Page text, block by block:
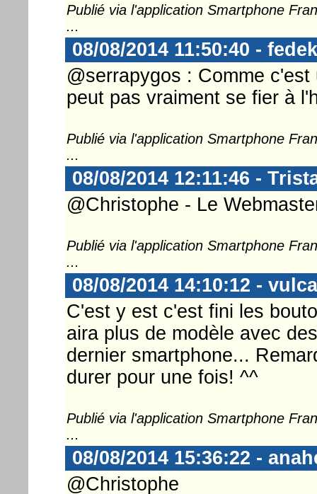
Publié via l'application Smartphone
...
08/08/2014 11:50:40 -
@serrapygos : Comme
peut pas vraiment se fier à
Publié via l'application Smartphone
...
08/08/2014 12:11:46 -
@Christophe - Le
Publié via l'application Smartphone
...
08/08/2014 14:10:12 -
C'est y est c'est fini les
aira plus de modèle avec
dernier smartphone...
durer pour une fois! ^^
Publié via l'application Smartphone
...
08/08/2014 15:36:22 -
@Christophe